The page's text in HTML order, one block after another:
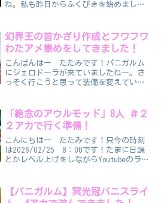
ね。私も昨日からふくびきを始めまし
の続きです。先週の内容です。ブログ記
事がどんどん遅れて行きます…...
幻界王の首かざり作成とフワフワ
わたアメ集めをしてきました！
こんばんはー たたみです！パニガルム
にジェロドーラが来ていましたねー。さ
っそく行こうと思って装備を変えていた
した。全キャラそろえたつもりだったの
になーと思いつつこれは...
「絶念のアウルモッド」8人 ＃２
２アカで行く準備！
こんにちはー たたみです！只今の時刻
は2026/02/25 8：00です！たまに日課
とかレベル上げをしながらYoutubeのライ
でYoutubeをひらいたら数多くの方が...
【パニガルム】冥光冠パニスライ